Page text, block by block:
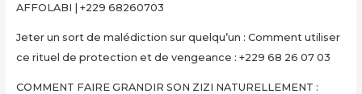
AFFOLABI | +229 68260703
Jeter un sort de malédiction sur quelqu’un : Comment utiliser
ce rituel de protection et de vengeance : +229 68 26 07 03
COMMENT FAIRE GRANDIR SON ZIZI NATURELLEMENT :